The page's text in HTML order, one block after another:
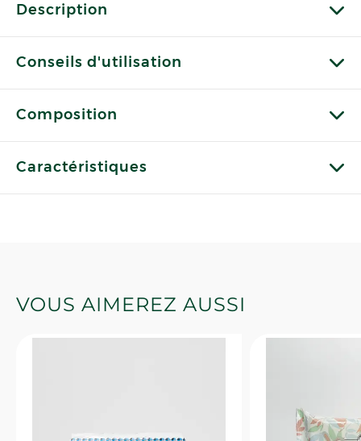
Description
Conseils d'utilisation
Composition
Caractéristiques
VOUS AIMEREZ AUSSI